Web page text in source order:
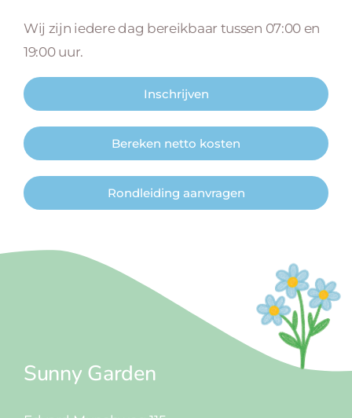
Wij zijn iedere dag bereikbaar tussen 07:00 en
19:00 uur.
Inschrijven
Bereken netto kosten
Rondleiding aanvragen
Sunny Garden